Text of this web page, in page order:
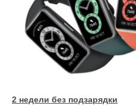
2 недели без подзарядки